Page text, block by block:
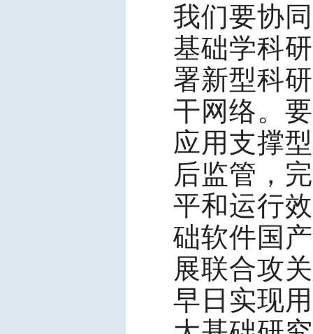
我们要协
基础学科
署新型科
干网络。
应用支撑
后监管，
平和运行
础软件国
展联合攻
早日实现